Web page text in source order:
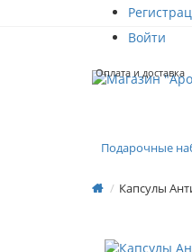
Войти
Оплата и доставка
Подарочные
Капсулы